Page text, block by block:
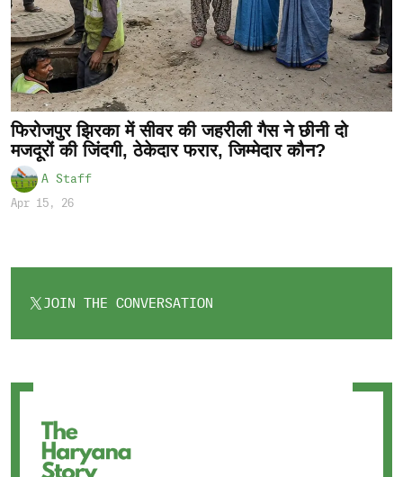
फिरोजपुर झिरका में सीवर की जहरीली गैस ने छीनी दो
मजदूरों की जिंदगी, ठेकेदार फरार, जिम्मेदार कौन?
A Staff
Apr 15, 26
JOIN THE CONVERSATION
OPENS